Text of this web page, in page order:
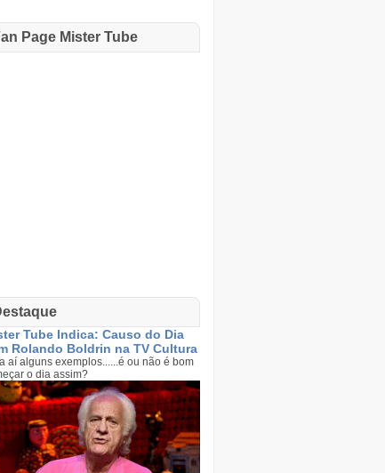
Page Mister Tube
Tube Indica: Causo do Dia
Rolando Boldrin na TV Cultura
aí alguns exemplos......é ou não é bom
o dia assim?